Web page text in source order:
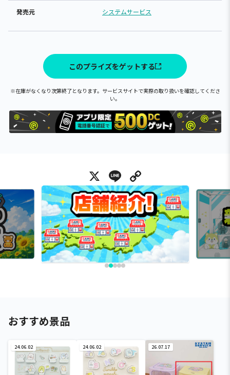
発売元 システムサービス
このプライズをゲットする
※在庫がなくなり次第終了となります。サービスサイトで実際の取り扱いを確認してくださ
い。
X Line
おすすめ景品
24.06.02 24.06.02 26.07.17